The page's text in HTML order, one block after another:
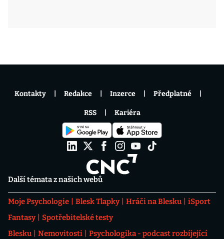
Další témata z našich webů
Moje Psychologie Blesk Tlapky Hráči na Blesku
iSport
Fantasy
Spotřebitelské testy
Blesku
Nemovitosti
Psychologika - podcast rozbíjející
Kontakty Redakce Inzerce Předplatné
RSS Kariéra